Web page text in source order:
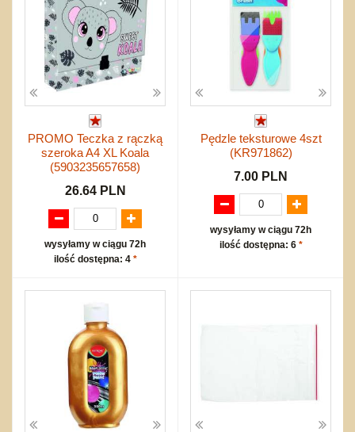
PROMO Teczka z rączką
szeroka A4 XL Koala
(5903235657658)
26.64 PLN
wysyłamy w ciągu 72h
ilość dostępna: 4 *
Pędzle teksturowe 4szt
(KR971862)
7.00 PLN
wysyłamy w ciągu 72h
ilość dostępna: 6 *